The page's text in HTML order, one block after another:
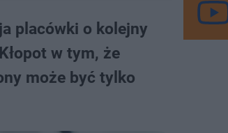
placówki o kolejny
w tym, że
może być tylko